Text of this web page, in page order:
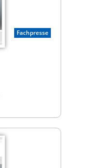
Fachpresse